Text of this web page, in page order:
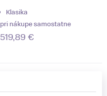
Klasika
pri nákupe samostatne
519,89 €